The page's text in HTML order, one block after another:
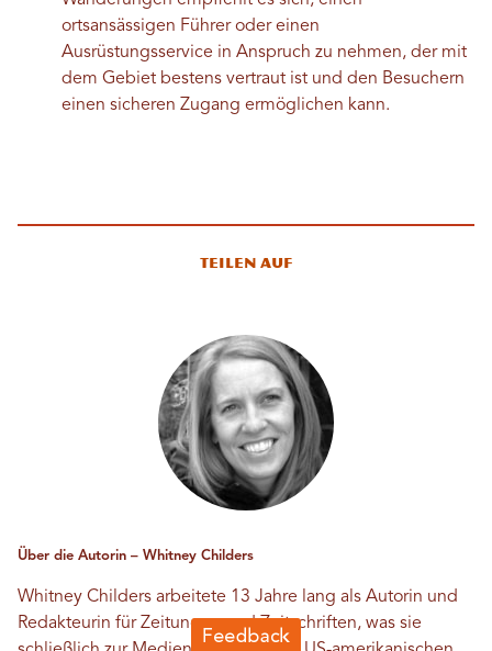
ortsansässigen Führer oder einen
Ausrüstungsservice in Anspruch zu nehmen, der mit
dem Gebiet bestens vertraut ist und den Besuchern
einen sicheren Zugang ermöglichen kann.
Teilen auf
Über die Autorin – Whitney Childers
Whitney Childers arbeitete 13 Jahre lang als Autorin und
Redakteurin für Zeitungen und Zeitschriften, was sie